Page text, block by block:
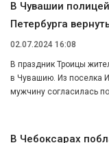
В Чувашии
Петербурга
02.07.2024 16:08
В праздник Троицы
в Чувашию. Из поселка
мужчину согласилась
В Чебоксарах